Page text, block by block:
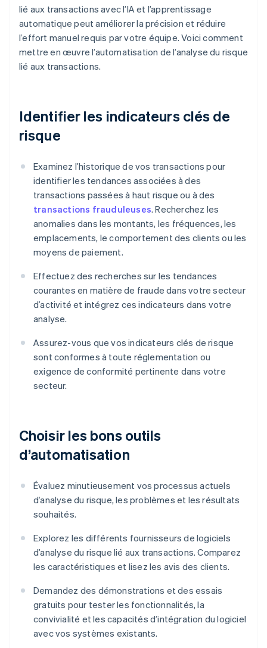
lié aux transactions avec l’IA et l’apprentissage
automatique peut améliorer la précision et réduire
l’effort manuel requis par votre équipe. Voici comment
mettre en œuvre l’automatisation de l’analyse du risque
lié aux transactions.
Identifier les indicateurs clés de
risque
Examinez l’historique de vos transactions pour
identifier les tendances associées à des
transactions passées à haut risque ou à des
transactions frauduleuses. Recherchez les
anomalies dans les montants, les fréquences, les
emplacements, le comportement des clients ou les
moyens de paiement.
Effectuez des recherches sur les tendances
courantes en matière de fraude dans votre secteur
d’activité et intégrez ces indicateurs dans votre
analyse.
Assurez-vous que vos indicateurs clés de risque
sont conformes à toute réglementation ou
exigence de conformité pertinente dans votre
secteur.
Choisir les bons outils
d’automatisation
Évaluez minutieusement vos processus actuels
d’analyse du risque, les problèmes et les résultats
souhaités.
Explorez les différents fournisseurs de logiciels
d’analyse du risque lié aux transactions. Comparez
les caractéristiques et lisez les avis des clients.
Demandez des démonstrations et des essais
gratuits pour tester les fonctionnalités, la
convivialité et les capacités d’intégration du logiciel
avec vos systèmes existants.